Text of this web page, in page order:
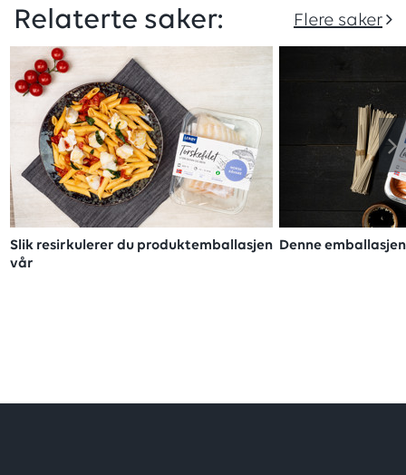
Relaterte saker: Flere saker
Slik resirkulerer du produktemballasjen
vår
Denne